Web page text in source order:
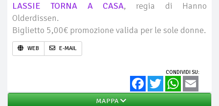
LASSIE TORNA A CASA, regia di Hanno
Olderdissen.
Biglietto 5,00€ promozione valida per le sole donne.
WEB E-MAIL
CONDIVIDI SU:
FacebookTwitter WhatsApp
MAPPA